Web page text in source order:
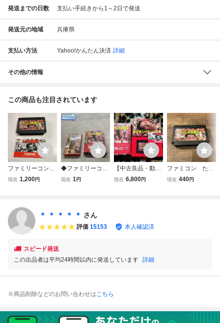
発送までの日数 支払い手続きから1～2日で発送
発送元の地域 兵庫県
支払い方法 Yahoo!かんたん決済 詳細
その他の情報
この商品も注目されています
ファミリーコンピ
ュータ ゲームソ
未確認
現在 1,200円
◆ファミリーコン
ピューター/ファミ
現在 1円
【中古良品・動作
確認済み】FC た
現在 6,800円
ファミコン たけ
しの挑戦状
現在 440円
＊ ＊ ＊ ＊ ＊ さん
評価 15153 本人確認済
スピード発送
この出品者は平均24時間以内に発送しています 詳細
※商品削除などのお問い合わせはこちら